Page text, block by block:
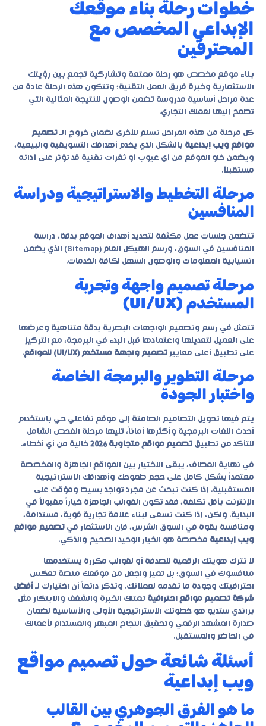
خطوات رحلة بناء موقعك
الإبداعي المخصص مع
المحترفين
بناء موقع مخصص هو رحلة ممتعة وتشاركية تجمع بين رؤيتك
الاستثمارية وخبرة فريق العمل التقنية؛ وتتكون هذه الرحلة عادة من
عدة مراحل أساسية مدروسة تضمن الوصول للنتيجة المثالية التي
تطمح إليها لعملك التجاري.
كل مرحلة من هذه المراحل تسلم للأخرى لضمان خروج الـ تصميم
مواقع ويب إبداعية بالشكل الذي يخدم أهدافك التسويقية والبيعية،
ويضمن خلو الموقع من أي عيوب أو ثغرات تقنية قد تؤثر على أدائه
مستقبلاً.
مرحلة التخطيط والاستراتيجية ودراسة
المنافسين
تتضمن جلسات عمل مكثفة لتحديد أهداف الموقع بدقة، دراسة
المنافسين في السوق، ورسم الهيكل العام (Sitemap) الذي يضمن
انسيابية المعلومات والوصول السهل لكافة الخدمات.
مرحلة تصميم واجهة وتجربة
المستخدم (UI/UX)
تتمثل في رسم وتصميم الواجهات البصرية بدقة متناهية وعرضها
على العميل لتعديلها واعتمادها قبل البدء في البرمجة، مع التركيز
على تطبيق أعلى معايير تصميم واجهة مستخدم (UI/UX) للمواقع .
مرحلة التطوير والبرمجة الخاصة
واختبار الجودة
يتم فيها تحويل التصاميم الصامتة إلى موقع تفاعلي حي باستخدام
أحدث اللغات البرمجية وأكثرها أماناً، تليها مرحلة الفحص الشامل
للتأكد من تطبيق تصميم مواقع متجاوبة 2026 خالية من أي أخطاء.
في نهاية المطاف، يبقى الاختيار بين المواقع الجاهزة والمخصصة
معتمداً بشكل كامل على حجم طموحك وأهدافك الاستراتيجية
المستقبلية. إذا كنت تبحث عن مجرد تواجد بسيط ومؤقت على
الإنترنت بأقل تكلفة، فقد تكون القوالب الجاهزة خياراً مقبولاً في
البداية. ولكن، إذا كنت تسعى لبناء علامة تجارية قوية، مستدامة،
ومنافسة بقوة في السوق الشرس، فإن الاستثمار في تصميم مواقع
ويب إبداعية مخصصة هو الخيار الوحيد الصحيح والذكي.
لا تترك هويتك الرقمية للصدفة أو لقوالب مكررة يستخدمها
منافسوك في السوق؛ بل تميز واجعل من موقعك منصة تعكس
احترافيتك وجودة ما تقدمه لعملائك. وتذكر دائماً أن اختيارك لـ أفضل
شركة تصميم مواقع احترافية تمتلك الخبرة والشغف والابتكار مثل
براندي ستديو هو خطوتك الاستراتيجية الأولى والأساسية لضمان
صدارة المشهد الرقمي وتحقيق النجاح المبهر والمستدام لأعمالك
في الحاضر والمستقبل.
أسئلة شائعة حول تصميم مواقع
ويب إبداعية
ما هو الفرق الجوهري بين القالب